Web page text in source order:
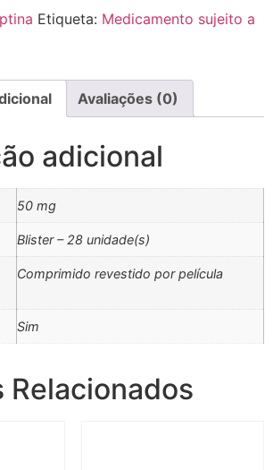
Etiqueta: Medicamento sujeito a
Avaliações (0)
adicional
50 mg
Blister – 28 unidade(s)
Comprimido revestido por película
Sim
Relacionados